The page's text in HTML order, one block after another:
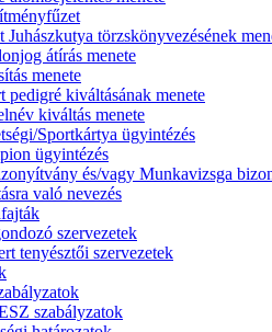
Juhászkutya törzskönyvezésének
átírás menete
menete
pedigré kiváltásának menete
kiváltás menete
Sportkártya ügyintézés
ügyintézés
és/vagy Munkavizsga
való nevezés
szervezetek
tenyésztői szervezetek
szabályzatok